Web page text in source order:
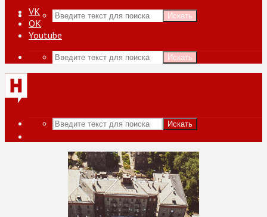
Искать
VK
ОК
Youtube
Искать
Искать